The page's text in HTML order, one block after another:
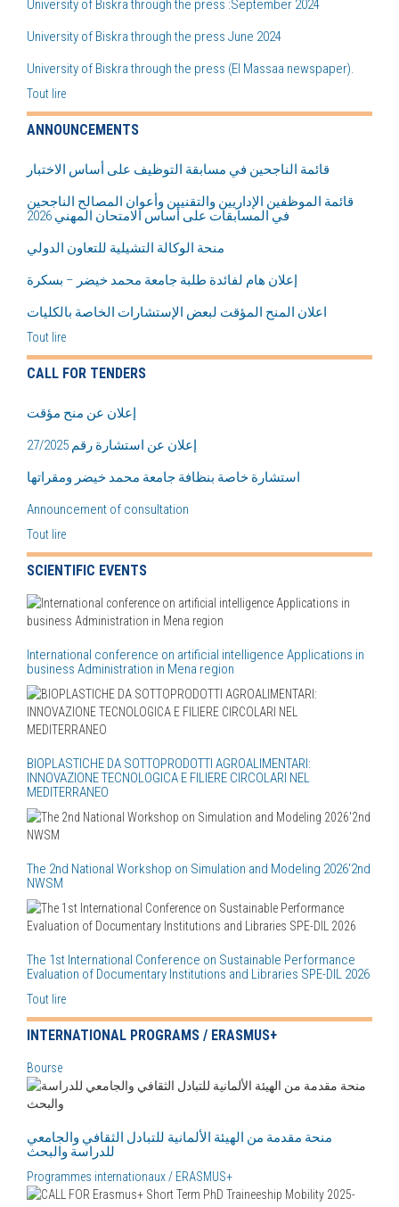
University of Biskra through the press :September 2024
University of Biskra through the press June 2024
University of Biskra through the press (El Massaa newspaper).
Tout lire
ANNOUNCEMENTS
قائمة الناجحين في مسابقة التوظيف على أساس الاختبار
قائمة الموظفين الإداريين والتقنيين وأعوان المصالح الناجحين
في المسابقات على أساس الامتحان المهني 2026
منحة الوكالة التشيلية للتعاون الدولي
إعلان هام لفائدة طلبة جامعة محمد خيضر – بسكرة
اعلان المنح المؤقت لبعض اﻹستشارات الخاصة بالكليات
Tout lire
CALL FOR TENDERS
إعلان عن منح مؤقت
إعلان عن استشارة رقم 27/2025
استشارة خاصة بنظافة جامعة محمد خيضر ومقراتها
Announcement of consultation
Tout lire
SCIENTIFIC EVENTS
International conference on artificial intelligence Applications in
business Administration in Mena region
BIOPLASTICHE DA SOTTOPRODOTTI AGROALIMENTARI:
INNOVAZIONE TECNOLOGICA E FILIERE CIRCOLARI NEL
MEDITERRANEO
The 2nd National Workshop on Simulation and Modeling 2026'2nd
NWSM
The 1st International Conference on Sustainable Performance
Evaluation of Documentary Institutions and Libraries SPE-DIL 2026
Tout lire
INTERNATIONAL PROGRAMS / ERASMUS+
Bourse
منحة مقدمة من الهيئة الألمانية للتبادل الثقافي والجامعي
للدراسة والبحث
Programmes internationaux / ERASMUS+